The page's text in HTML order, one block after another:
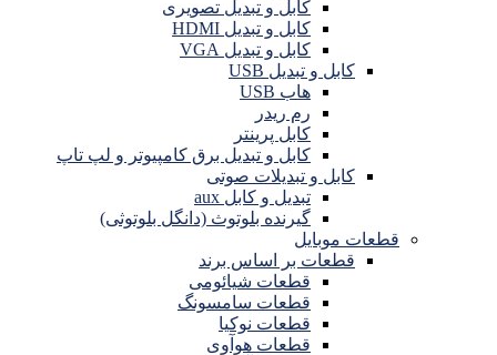
کابل و تبدیل تصویری
کابل و تبدیل HDMI
کابل و تبدیل VGA
کابل و تبدیل USB
هاب USB
رم ریدر
کابل پرینتر
کابل و تبدیل برق کامپیوتر و لپ تاپ
کابل و تبدیلات صوتی
تبدیل و کابل aux
گیرنده بلوتوث (دانگل بلوتوثی)
قطعات موبایل
قطعات بر اساس برند
قطعات شیائومی
قطعات سامسونگ
قطعات نوکیا
قطعات هوآوی